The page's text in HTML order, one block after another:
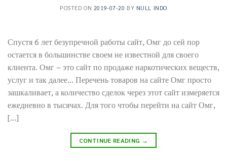
POSTED ON 2019-07-20 BY NULL INDO
Спустя 6 лет безупречной работы сайт, Омг до сей пор
остается в большинстве своем не известной для своего
клиента. Омг – это сайт по продаже наркотических веществ,
услуг и так далее… Перечень товаров на сайте Омг просто
зашкаливает, а количество сделок через этот сайт измеряется
ежедневно в тысячах. Для того чтобы перейти на сайт Омг,
[…]
CONTINUE READING →